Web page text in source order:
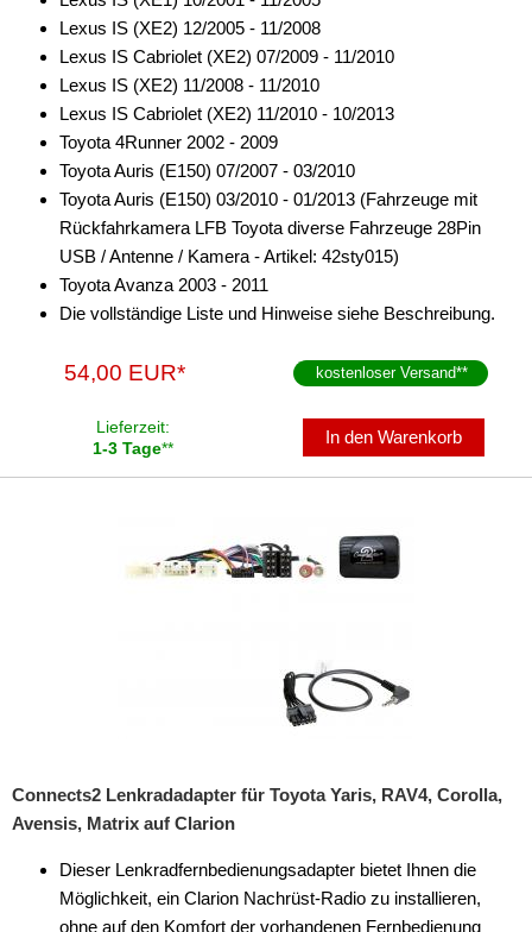
Lexus IS (XE2) 12/2005 - 11/2008
Lexus IS Cabriolet (XE2) 07/2009 - 11/2010
Lexus IS (XE2) 11/2008 - 11/2010
Lexus IS Cabriolet (XE2) 11/2010 - 10/2013
Toyota 4Runner 2002 - 2009
Toyota Auris (E150) 07/2007 - 03/2010
Toyota Auris (E150) 03/2010 - 01/2013 (Fahrzeuge mit
Rückfahrkamera LFB Toyota diverse Fahrzeuge 28Pin
USB / Antenne / Kamera - Artikel: 42sty015)
Toyota Avanza 2003 - 2011
Die vollständige Liste und Hinweise siehe Beschreibung.
54,00 EUR* kostenloser Versand**
Lieferzeit:
1-3 Tage**
In den Warenkorb
Connects2 Lenkradadapter für Toyota Yaris, RAV4, Corolla,
Avensis, Matrix auf Clarion
Dieser Lenkradfernbedienungsadapter bietet Ihnen die
Möglichkeit, ein Clarion Nachrüst-Radio zu installieren,
ohne auf den Komfort der vorhandenen Fernbedienung